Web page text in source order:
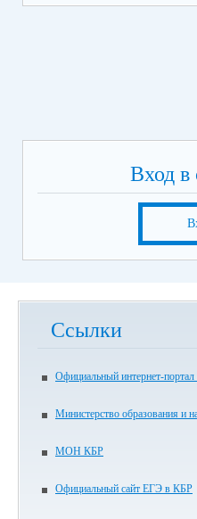
Вход в
Ссылки
Официальный интернет-портал
Министерство образования и
МОН КБР
Официальный сайт ЕГЭ в КБР